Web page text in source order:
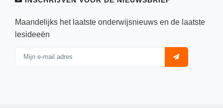
Maandelijks het laatste onderwijsnieuws en de laatste
lesideeën